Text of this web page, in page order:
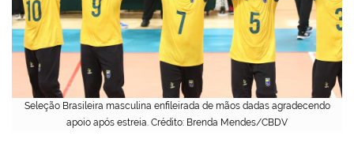
Seleção Brasileira masculina enfileirada de mãos dadas agradecendo
apoio após estreia. Crédito: Brenda Mendes/CBDV